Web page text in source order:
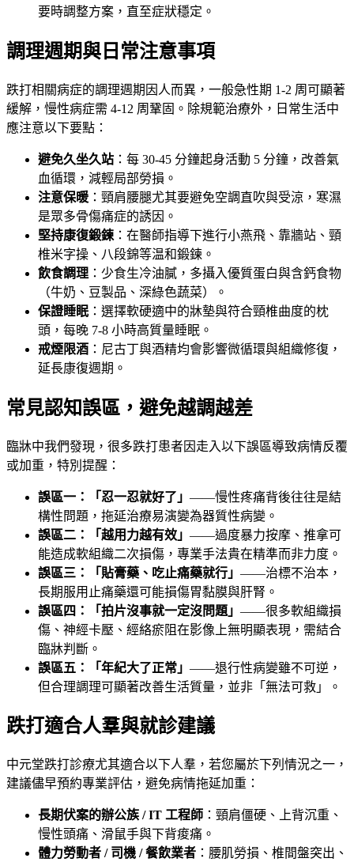
要時調整方案，直至症狀穩定。
調理週期與日常注意事項
跌打相關病症的調理週期因人而異，一般急性期 1-2 周可顯著
緩解，慢性病症需 4-12 周鞏固。除規範治療外，日常生活中
應注意以下要點：
避免久坐久站 ：每 30-45 分鐘起身活動 5 分鐘，改善氣
血循環，減輕局部勞損。
注意保暖 ：頸肩腰腿尤其要避免空調直吹與受涼，寒濕
是眾多骨傷痛症的誘因。
堅持康復鍛鍊 ：在醫師指導下進行小燕飛、靠牆站、頸
椎米字操、八段錦等温和鍛鍊。
飲食調理 ：少食生冷油膩，多攝入優質蛋白與含鈣食物
（牛奶、豆製品、深綠色蔬菜）。
保證睡眠：選擇軟硬適中的牀墊與符合頸椎曲度的枕
頭，每晚 7-8 小時高質量睡眠。
戒煙限酒 ：尼古丁與酒精均會影響微循環與組織修復，
延長康復週期。
常見認知誤區，避免越調越差
臨牀中我們發現，很多跌打患者因走入以下誤區導致病情反覆
或加重，特別提醒：
誤區一：「忍一忍就好了」 ——慢性疼痛背後往往是結
構性問題，拖延治療易演變為器質性病變。
誤區二：「越用力越有效」 ——過度暴力按摩、推拿可
能造成軟組織二次損傷，專業手法貴在精準而非力度。
誤區三：「貼膏藥、吃止痛藥就行」 ——治標不治本，
長期服用止痛藥還可能損傷胃黏膜與肝腎。
誤區四：「拍片沒事就一定沒問題」 ——很多軟組織損
傷、神經卡壓、經絡瘀阻在影像上無明顯表現，需結合
臨牀判斷。
誤區五：「年紀大了正常」 ——退行性病變雖不可逆，
但合理調理可顯著改善生活質量，並非「無法可救」。
跌打適合人羣與就診建議
中元堂跌打診療尤其適合以下人羣，若您屬於下列情況之一，
建議儘早預約專業評估，避免病情拖延加重：
長期伏案的辦公族 / IT 工程師 ：頸肩僵硬、上背沉重、
慢性頭痛、滑鼠手與下背痠痛。
體力勞動者 / 司機 / 餐飲業者 ：腰肌勞損、椎間盤突出、